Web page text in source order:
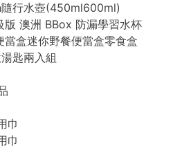
行水壺(450ml600ml)
版 澳洲 BBox 防漏學習水杯
當盒迷你野餐便當盒零食盒
匙兩入組
巾
巾